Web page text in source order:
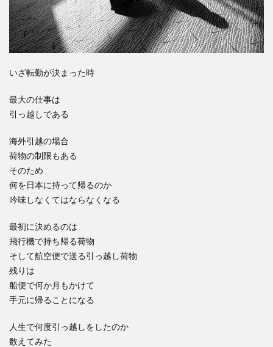
いざ転勤が決まった時
最大の仕事は
引っ越しである
海外引越の場合
荷物の制限もある
そのため
何を日本に持って帰るのか
吟味しなくてはならなくなる
最初に決めるのは
飛行機で持ち帰る荷物
そして航空便で送る引っ越し荷物
残りは
船便で何か月もかけて
手元に帰ることになる
人生で何度引っ越しをしたのか
数えてみた